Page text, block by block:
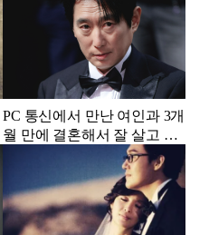
PC 통신에서 만난 여인과 3개
월 만에 결혼해서 잘 살고 있